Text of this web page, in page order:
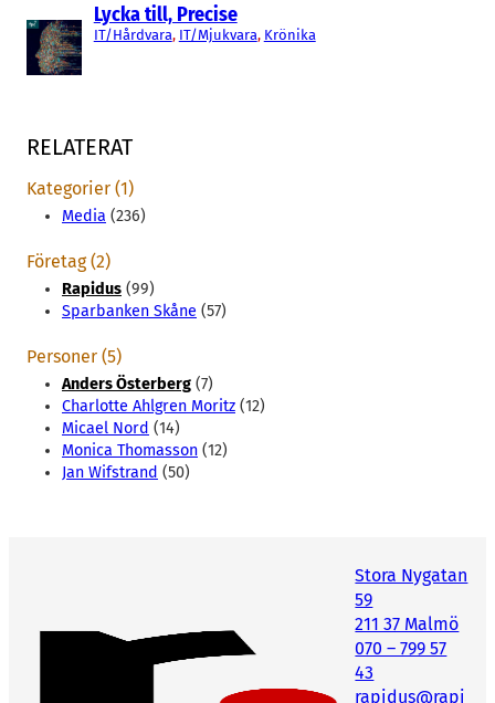
Lycka till, Precise
IT/Hårdvara, IT/Mjukvara, Krönika
RELATERAT
Kategorier (1)
Media (236)
Företag (2)
Rapidus (99)
Sparbanken Skåne (57)
Personer (5)
Anders Österberg (7)
Charlotte Ahlgren Moritz (12)
Micael Nord (14)
Monica Thomasson (12)
Jan Wifstrand (50)
Stora Nygatan
59
211 37 Malmö
070 – 799 57
43
rapidus@rapi